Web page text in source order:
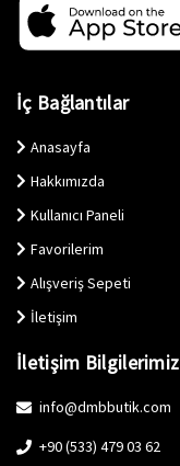
İç Bağlantılar
Anasayfa
Hakkımızda
Kullanıcı Paneli
Favorilerim
Alışveriş Sepeti
İletişim
İletişim Bilgilerimiz
info@dmbbutik.com
+90 (533) 479 03 62